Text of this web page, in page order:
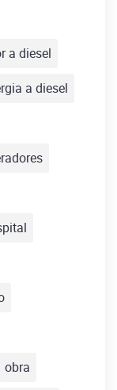
a diesel
a diesel
obra